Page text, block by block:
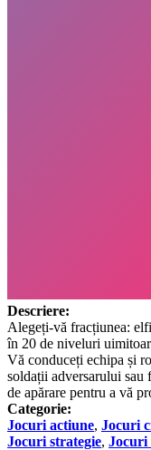
Descriere:
Alegeți-vă fracțiunea:
în 20 de niveluri
Vă conduceți echipa și
soldații adversarului sau
de apărare pentru a vă
Categorie:
Jocuri actiune, Jocuri
Jocuri strategie, Jocuri